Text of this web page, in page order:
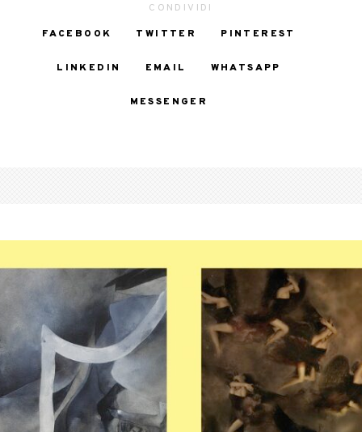
CONDIVIDI
FACEBOOK
TWITTER PINTEREST
LINKEDIN EMAIL WHATSAPP
MESSENGER